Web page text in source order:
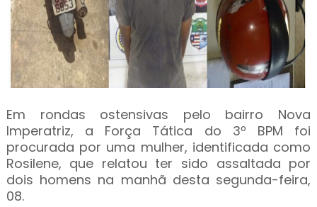
Em rondas ostensivas pelo bairro Nova
Imperatriz, a Força Tática do 3º BPM foi
procurada por uma mulher, identificada como
Rosilene, que relatou ter sido assaltada por
dois homens na manhã desta segunda-feira,
08.